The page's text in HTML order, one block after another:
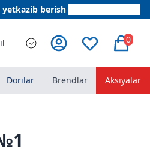
berish
0
Dorilar Brendlar Aksiyalar